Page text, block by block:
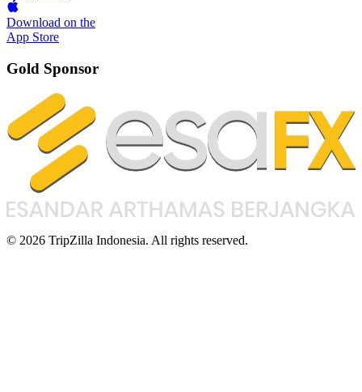
Download on the
App Store
Gold Sponsor
© 2026 TripZilla Indonesia. All rights reserved.